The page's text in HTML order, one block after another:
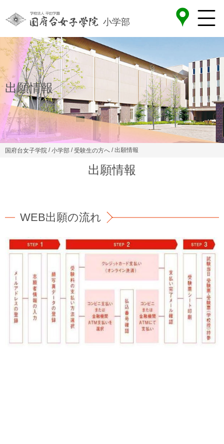
小学部
出願情報
国府台女子学院 /小学部 /受験生の方へ / 出願情報
出願情報
WEB出願の流れ